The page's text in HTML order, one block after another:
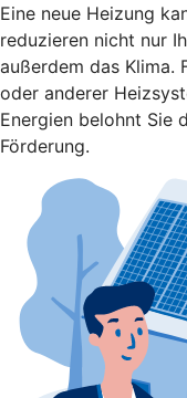
Eine neue Heizung
reduzieren nicht nur
außerdem das Klima.
oder anderer
Energien belohnt Sie
Förderung.